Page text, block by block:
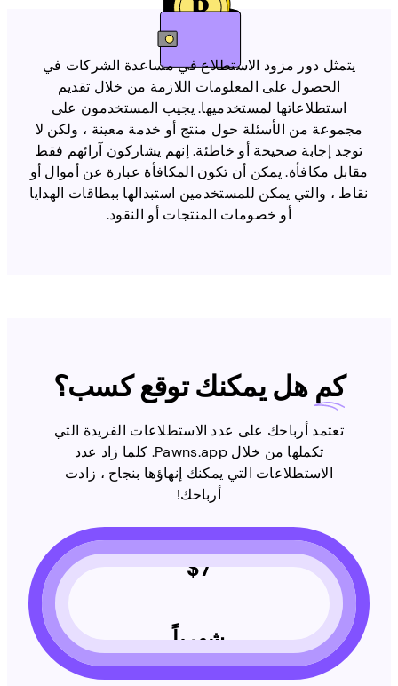
يتمثل دور مزود الاستطلاع في مساعدة الشركات في
الحصول على المعلومات اللازمة من خلال تقديم
استطلاعاتها لمستخدميها. يجيب المستخدمون على
مجموعة من الأسئلة حول منتج أو خدمة معينة ، ولكن لا
توجد إجابة صحيحة أو خاطئة. إنهم يشاركون آرائهم فقط
مقابل مكافأة. يمكن أن تكون المكافأة عبارة عن أموال أو
نقاط ، والتي يمكن للمستخدمين استبدالها ببطاقات الهدايا
أو خصومات المنتجات أو النقود.
كمهل يمكنك توقع كسب؟
تعتمد أرباحك على عدد الاستطلاعات الفريدة التي
تكملها من خلال Pawns.app. كلما زاد عدد
الاستطلاعات التي يمكنك إنهاؤها بنجاح ، زادت
أرباحك!
$7
شهرياً